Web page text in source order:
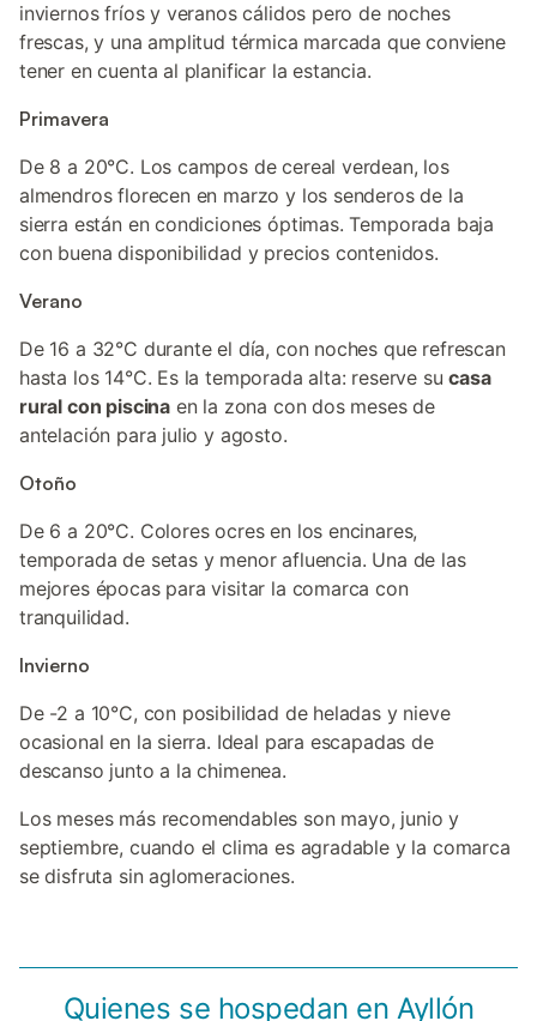
inviernos fríos y veranos cálidos pero de noches
frescas, y una amplitud térmica marcada que conviene
tener en cuenta al planificar la estancia.
Primavera
De 8 a 20°C. Los campos de cereal verdean, los
almendros florecen en marzo y los senderos de la
sierra están en condiciones óptimas. Temporada baja
con buena disponibilidad y precios contenidos.
Verano
De 16 a 32°C durante el día, con noches que refrescan
hasta los 14°C. Es la temporada alta: reserve sucasa
rural con piscina en la zona con dos meses de
antelación para julio y agosto.
Otoño
De 6 a 20°C. Colores ocres en los encinares,
temporada de setas y menor afluencia. Una de las
mejores épocas para visitar la comarca con
tranquilidad.
Invierno
De -2 a 10°C, con posibilidad de heladas y nieve
ocasional en la sierra. Ideal para escapadas de
descanso junto a la chimenea.
Los meses más recomendables son mayo, junio y
septiembre, cuando el clima es agradable y la comarca
se disfruta sin aglomeraciones.
Quienes se hospedan en Ayllón